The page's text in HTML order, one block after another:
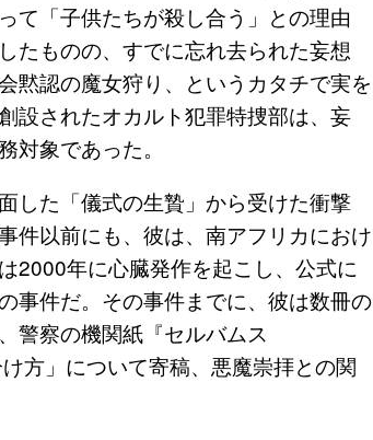
て「子供たちが殺し合う」との理由
たものの、すでに忘れ去られた妄想
黙認の魔女狩り、というカタチで実を
設されたオカルト犯罪特捜部は、妄
象であった。
した「儀式の生贄」から受けた衝撃
件以前にも、彼は、南アフリカにおけ
2000年に心臓発作を起こし、公式に
事件だ。その事件までに、彼は数冊の
警察の機関紙『セルバムス
方」について寄稿、悪魔崇拝との関